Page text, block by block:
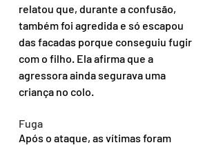
relatou que, durante a confusão,
também foi agredida e só escapou
das facadas porque conseguiu fugir
com o filho. Ela afirma que a
agressora ainda segurava uma
criança no colo.
Fuga
Após o ataque, as vítimas foram